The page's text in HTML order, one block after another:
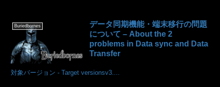
Buriedbornes
データ同期機能・端末移行の問題
について – About the 2
problems in Data sync and Data
Transfer
対象バージョン - Target versionsv3....